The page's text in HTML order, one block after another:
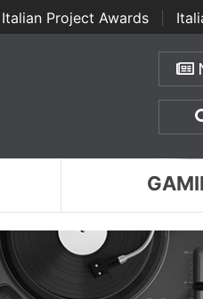
Italian Project Awards